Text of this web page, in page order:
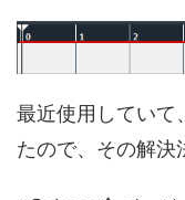
最近使用していて
たので、その解決